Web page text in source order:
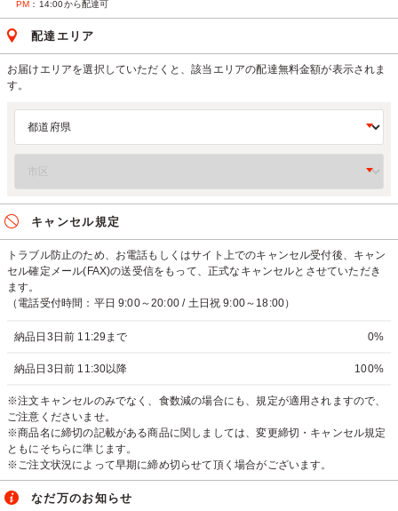
PM ：14:00から配達可
配達エリア
お届けエリアを選択していただくと、該当エリアの配達無料金額が表示されま
す。
キャンセル規定
トラブル防止のため、お電話もしくはサイト上でのキャンセル受付後、キャン
セル確定メール(FAX)の送受信をもって、正式なキャンセルとさせていただき
ます。
（電話受付時間：平日 9:00～20:00 / 土日祝 9:00～18:00）
納品日3日前 11:29まで 0%
納品日3日前 11:30以降 100%
※注文キャンセルのみでなく、食数減の場合にも、規定が適用されますので、
ご注意くださいませ。
※商品名に締切の記載がある商品に関しましては、変更締切・キャンセル規定
ともにそちらに準じます。
※ご注文状況によって早期に締め切らせて頂く場合がございます。
なだ万のお知らせ